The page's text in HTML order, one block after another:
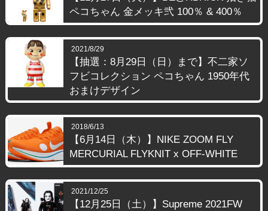
ペコちゃん 金メッキ弐 100％ & 400％
2021/8/29
【抽選：8月29日（日）まで】不二家ソ
フビコレクション ペコちゃん 1950年代
おまけデザイン
2018/6/13
【6月14日（木）】NIKE ZOOM FLY
MERCURIAL FLYKNIT x OFF-WHITE
2021/12/25
【12月25日（土）】Supreme 2021FW